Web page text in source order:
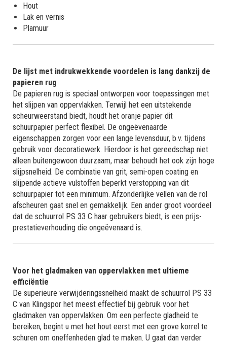
Hout
Lak en vernis
Plamuur
De lijst met indrukwekkende voordelen is lang dankzij de
papieren rug
De papieren rug is speciaal ontworpen voor toepassingen met
het slijpen van oppervlakken. Terwijl het een uitstekende
scheurweerstand biedt, houdt het oranje papier dit
schuurpapier perfect flexibel. De ongeëvenaarde
eigenschappen zorgen voor een lange levensduur, b.v. tijdens
gebruik voor decoratiewerk. Hierdoor is het gereedschap niet
alleen buitengewoon duurzaam, maar behoudt het ook zijn hoge
slijpsnelheid. De combinatie van grit, semi-open coating en
slijpende actieve vulstoffen beperkt verstopping van dit
schuurpapier tot een minimum. Afzonderlijke vellen van de rol
afscheuren gaat snel en gemakkelijk. Een ander groot voordeel
dat de schuurrol PS 33 C haar gebruikers biedt, is een prijs-
prestatieverhouding die ongeëvenaard is.
Voor het gladmaken van oppervlakken met ultieme
efficiëntie
De superieure verwijderingssnelheid maakt de schuurrol PS 33
C van Klingspor het meest effectief bij gebruik voor het
gladmaken van oppervlakken. Om een perfecte gladheid te
bereiken, begint u met het hout eerst met een grove korrel te
schuren om oneffenheden glad te maken. U gaat dan verder